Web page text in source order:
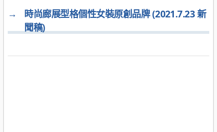
→
時尚廊展型格個性女裝原創品牌 (2021.7.23 新
聞稿)